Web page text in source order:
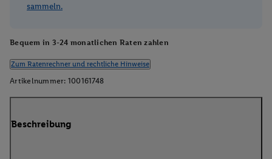
sammeln.
Bequem in 3-24 monatlichen Raten zahlen
Zum Ratenrechner und rechtliche Hinweise
Artikelnummer: 100161748
Beschreibung